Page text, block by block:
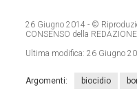
26 Giugno 2014 - ©
CONSENSO della
Ultima modifica:26 Giugno
Argomenti: biocidio